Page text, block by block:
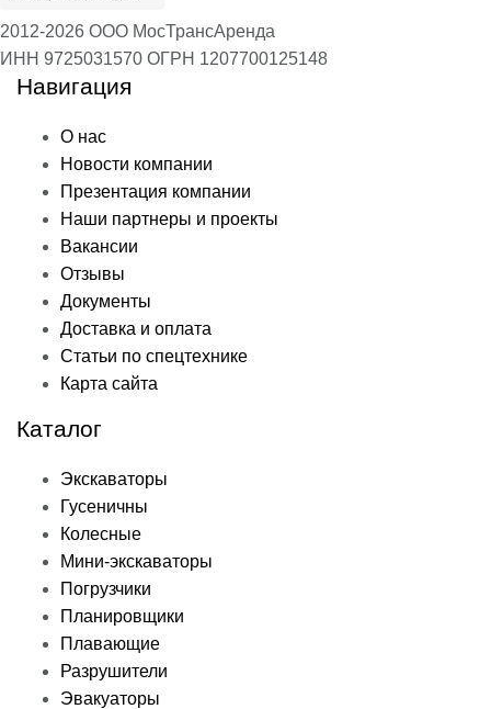
2012-2026 ООО МосТрансАренда
ИНН 9725031570 ОГРН 1207700125148
Навигация
О нас
Новости компании
Презентация компании
Наши партнеры и проекты
Вакансии
Отзывы
Документы
Доставка и оплата
Статьи по спецтехнике
Карта сайта
Каталог
Экскаваторы
Гусеничны
Колесные
Мини-экскаваторы
Погрузчики
Планировщики
Плавающие
Разрушители
Эвакуаторы